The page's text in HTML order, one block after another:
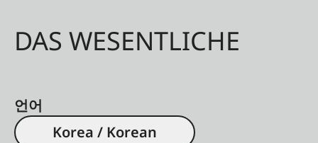
DAS WESENTLICHE
언어
Korea / Korean